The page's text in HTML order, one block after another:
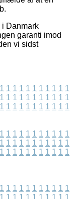
i Danmark
garanti imod
vi sidst
1 1 1 1 1 1 1 1 1 1 1
1 1 1 1 1 1 1 1 1 1 1
1 1 1 1 1 1 1 1 1 1 1
1 1 1 1 1 1 1 1 1 1 1
1 1 1 1 1 1 1 1 1 1 1
1 1 1 1 1 1 1 1 1 1 1
1 1 1 1 1 1 1 1 1 1 1
1 1 1 1 1 1 1 1 1 1 1